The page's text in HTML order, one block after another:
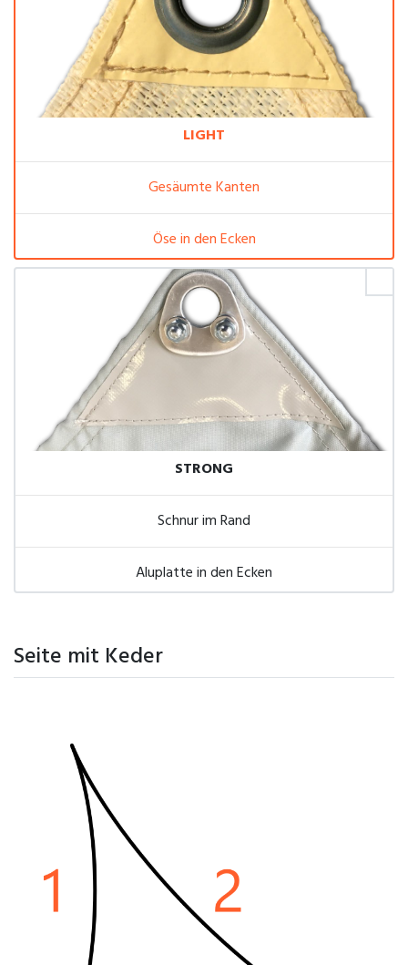
LIGHT
Gesäumte Kanten
Öse in den Ecken
STRONG
Schnur im Rand
Aluplatte in den Ecken
Seite mit Keder